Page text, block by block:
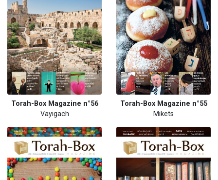
Torah-Box Magazine n°56
Vayigach
Torah-Box Magazine n°55
Mikets